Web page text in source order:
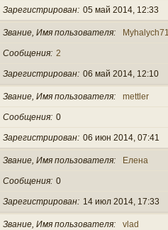
Зарегистрирован 05 май 2014, 12:33
Звание, Имя пользователя Myhalych71
Сообщения 2
Зарегистрирован 06 май 2014, 12:10
Звание, Имя пользователя mettler
Сообщения 0
Зарегистрирован 06 июн 2014, 07:41
Звание, Имя пользователя Елена
Сообщения 0
Зарегистрирован 14 июл 2014, 17:33
Звание, Имя пользователя vlad